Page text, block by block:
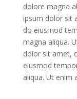
dolore magna
ipsum dolor sit
do eiusmod
magna aliqua.
dolor sit amet,
eiusmod
aliqua. Ut enim